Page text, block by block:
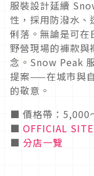
服裝設計延續
性，採用防潑水、
俐落。無論是可在
野營現場的褲款與
念。Snow Peak
提案——在城市與
的敬意。
■ 價格帶：5,000
■ OFFICIAL SITE
■ 分店一覽